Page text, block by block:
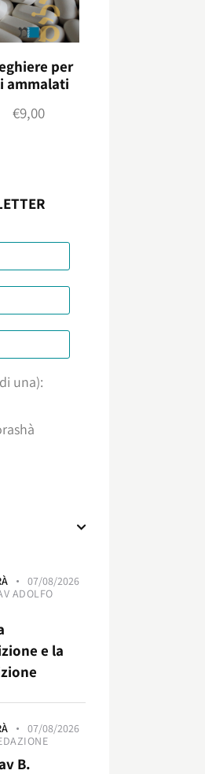
per
ammalati
€9,00
una):
07/08/2026
ADOLFO
e la
07/08/2026
B.